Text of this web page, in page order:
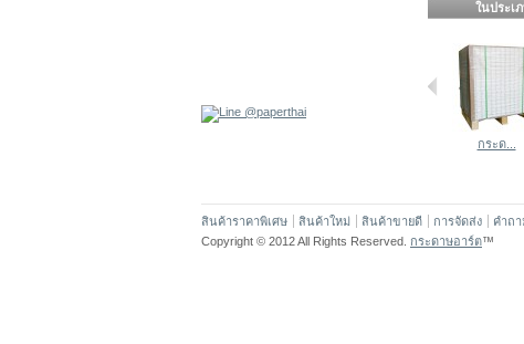
ในประเ
กระด...
สินค้าราคาพิเศษ สินค้าใหม่ สินค้าขายดี การจัดส่ง คำถ
Copyright © 2012 All Rights Reserved. กระดาษอาร์ต™